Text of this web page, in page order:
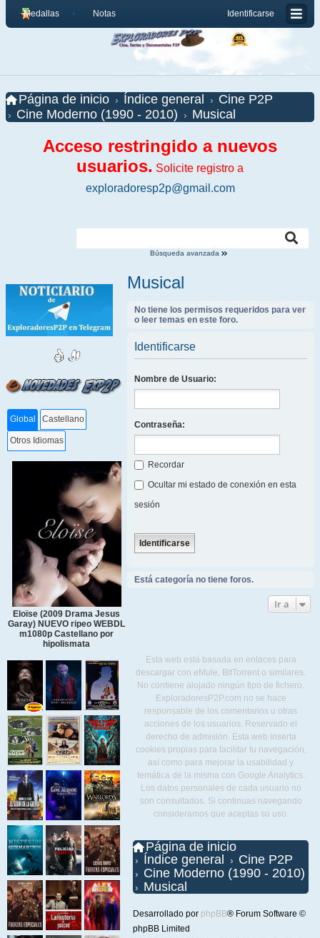
Identificarse
Medallas Notas
Página de inicio Índice general
Cine P2P
Cine Moderno (1990 - 2010)
Musical
Acceso restringido a nuevos
usuarios. Solicite registro a
exploradoresp2p@gmail.com
Búsqueda avanzada
Global Castellano
Otros Idiomas
Eloïse (2009 Drama Jesus
Garay) NUEVO ripeo WEBDL
m1080p Castellano por
hipolismata
Musical
No tiene los permisos requeridos para ver
o leer temas en este foro.
Identificarse
Nombre de Usuario:
Contraseña:
Recordar
Ocultar mi estado de conexión en esta
sesión
Está categoría no tiene foros.
Ir a
Esta web está basada en enlaces para
descargar con eMule, BitTorrent o similares.
No contiene alojado ningún tipo de fichero.
ExploradoresP2P.com no se hace
responsable de los comentarios u otras
acciones de los usuarios. Reservado el
derecho de admisión. Esta web inserta
cookies propias para facilitar tu navegación,
así como para mejorar la usabilidad y
temática de la misma con Google Analytics.
Los datos personales de cada usuario no
son consultados. Si continuas navegando
consideramos que aceptas su uso.
Página de inicio
Índice general
Cine P2P
Cine Moderno (1990 - 2010)
Musical
Desarrollado por phpBB® Forum Software ©
phpBB Limited